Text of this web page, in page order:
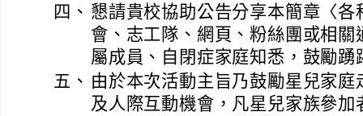
四、 懇請貴校協助公告分享本簡章〈
會、志工隊、網頁、粉絲團或相
屬成員、自閉症家庭知悉，鼓勵踴
五、 由於本次活動主旨乃鼓勵星兒家
及人際互動機會，凡星兒家族參